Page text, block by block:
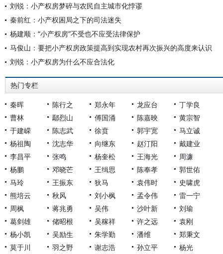
刘锐：小产权房梦碎与农民自主城市化悖谬
秦前红：小产权困局之下的司法迷失
杨建顺：“小产权房”不受也不应受法律保护
马俊山：要把小产权房政策提高到实现农村再次振兴的高度来认识
刘锐：小产权房为什么不应合法化
热门专栏
秦晖 陈行之 郑永年 龙应台
丁学良
曹林
鄢烈山 傅国涌 陈嘉映
黄宗智
于建嵘
陈志武 徐贲 郭宇宽
马立诚
杨祖陶
沈志华 向继东 赵汀阳
戴建业
李昌平
张鸣 杨奎松 王海光
周濂
杨鹏
邓晓芒 王缉思 陈奉孝
郭世佑
马玲
王振东 狄马 袁伟时
史啸虎
熊培云
秋风 刘小枫 孟令伟
雷一宁
周枫
蒋兆勇 吴伟 沙叶新
刘瑜
葛剑雄
储昭根 吴稼祥 许之远
袁刚
杨小凯
吴励生 朱学勤 潘维
郑秉文
莫于川
羽之野 谢志浩 孙立平 杨光